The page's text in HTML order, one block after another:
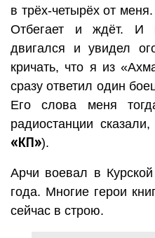
в трёх-четырёх от
Отбегает и ждёт. И
двигался и увидел
кричать, что я из
сразу ответил один
Его слова меня
радиостанции
«КП»).
Арчи воевал в
года. Многие герои
сейчас в строю.